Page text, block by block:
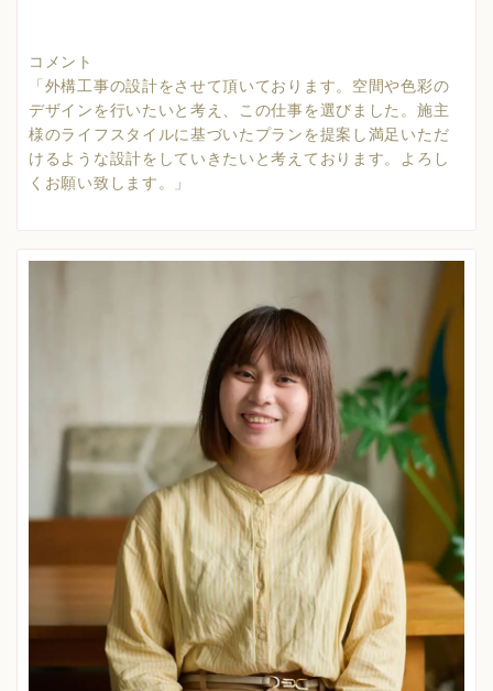
コメント
「外構工事の設計をさせて頂いております。空間や色彩の
デザインを行いたいと考え、この仕事を選びました。施主
様のライフスタイルに基づいたプランを提案し満足いただ
けるような設計をしていきたいと考えております。よろし
くお願い致します。」